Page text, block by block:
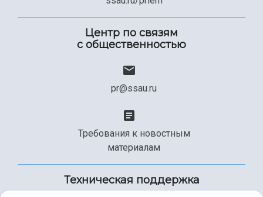
Центр по связям
с общественностью
pr@ssau.ru
Требования к новостным
материалам
Техническая поддержка